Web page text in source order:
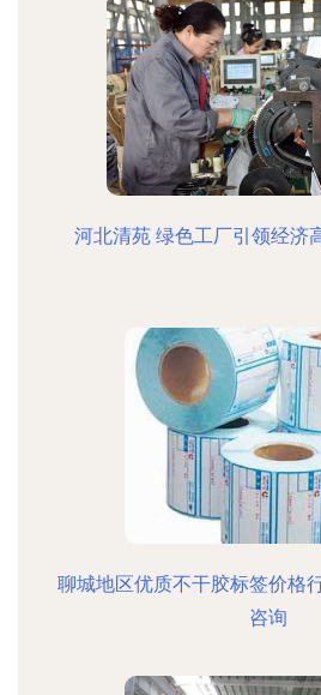
河北清苑 绿色工厂引领经济
聊城地区优质不干胶标签价格
咨询